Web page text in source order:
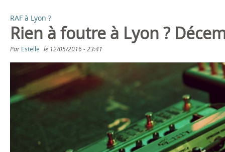
a
g
i
F
RAF à Lyon ?
Rien à foutre à Lyon ?
Par Estelle le 12/05/2016 - 23:41